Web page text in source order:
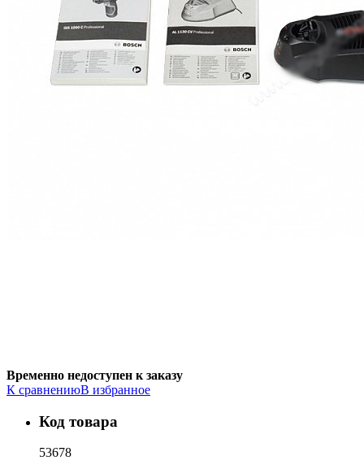
Временно недоступен к заказу
К сравнениюВ избранное
Код товара
53678